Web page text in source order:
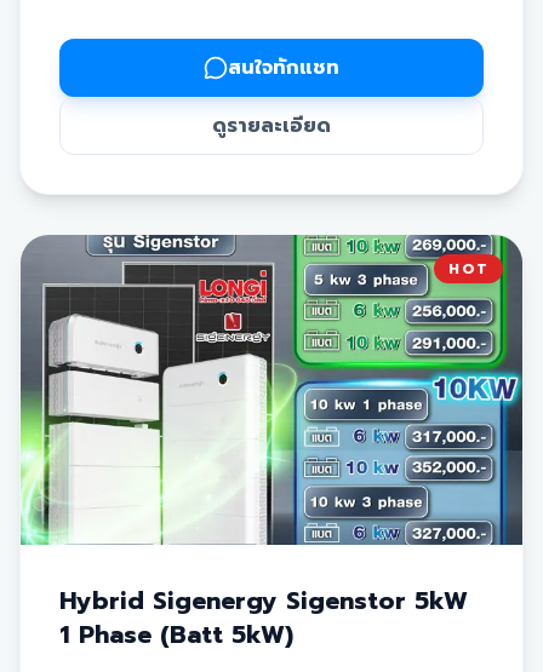
ระบบ Hybrid:เน้นการใช้งานครอบคลุมทั้งกลางวันและ
กลางคืน มีแบตเตอรี่ช่วยเก็บสำรองไฟไว้ใช้ และจ่ายไฟต่อ
เนื่องเมื่อไฟดับ โดยเลือกขนาดความจุแบตเตอรี่ได้ตาม
ต้องการ (7 kW / 14 kW / 21 kW)
📦 สินค้าออปชันเพิ่มเติมในระบบ:
สมาร์ทการ์ด:ระบบอัจฉริยะช่วยจัดการและป้องกันไฟดับ
ออฟติไมเซอร์:อุปกรณ์ตรวจสอบและเพิ่มประสิทธิภาพการ
ผลิตไฟแบบรายแผง
แท่นชาร์จรถยนต์ไฟฟ้า (EV Charger) ด้วย
พลังงานสะอาด
ตะแกรงกันนก:
อุปกรณ์ป้องกันนกเข้ามาอยู่อาศัยหรือทำรัง
🛡 บริการและเงื่อนไขการรับประกัน:
ฟรี! บริการล้างแผงและตรวจเช็กระบบอุปกรณ์ นาน 3 ปี
รับประกันเครื่อง Inverter และ แบตเตอรี่ นาน 10 ปี
รับประกันแผงโซล่าเซลล์ยาวนานสูงสุดถึง 30 ปี
สนใจทักแชท
ดูรายละเอียด
HOT
Hybrid Sigenergy Sigenstor 5kW
1 Phase (Batt 5kW)